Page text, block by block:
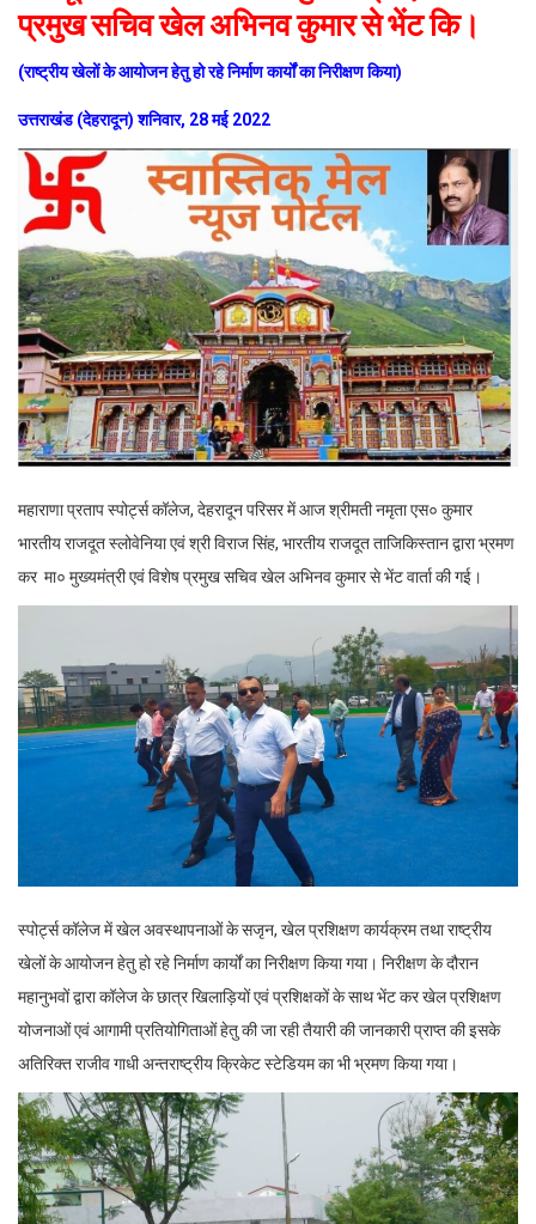
प्रमुख सचिव खेल अभिनव कुमार से भेंट कि।
(राष्ट्रीय खेलों के आयोजन हेतु हो रहे निर्माण कार्यों का निरीक्षण किया)
उत्तराखंड (देहरादून) शनिवार, 28 मई 2022
महाराणा प्रताप स्पोर्ट्स कॉलेज, देहरादून परिसर में आज श्रीमती नमृता एस० कुमार
भारतीय राजदूत स्लोवेनिया एवं श्री विराज सिंह, भारतीय राजदूत ताजिकिस्तान द्वारा भ्रमण
कर मा० मुख्यमंत्री एवं विशेष प्रमुख सचिव खेल अभिनव कुमार से भेंट वार्ता की गई।
स्पोर्ट्स कॉलेज में खेल अवस्थापनाओं के सजृन, खेल प्रशिक्षण कार्यक्रम तथा राष्ट्रीय
खेलों के आयोजन हेतु हो रहे निर्माण कार्यों का निरीक्षण किया गया। निरीक्षण के दौरान
महानुभवों द्वारा कॉलेज के छात्र खिलाड़ियों एवं प्रशिक्षकों के साथ भेंट कर खेल प्रशिक्षण
योजनाओं एवं आगामी प्रतियोगिताओं हेतु की जा रही तैयारी की जानकारी प्राप्त की इसके
अतिरिक्त राजीव गाधी अन्तराष्ट्रीय क्रिकेट स्टेडियम का भी भ्रमण किया गया।